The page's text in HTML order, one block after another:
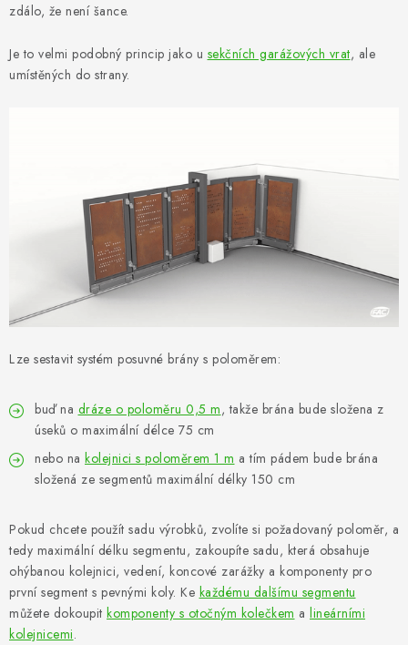
ZÁVĚSNÉ BRÁNY
KONSTRUKČNÍ PROFILY
KOMPONENTY PRO PLOTY
TESAŘSKÉ KOVÁNÍ
NEREZ, INOX
ARCHIV
HLINÍKOVÝ PLOTOVÝ SYSTÉM
OTOČNÉ ŽALUZIE
zdálo, že není šance.
Je to velmi podobný princip jako u sekčních garážových vrat, ale
umístěných do strany.
Lze sestavit systém posuvné brány s poloměrem:
buď na dráze o poloměru 0,5 m, takže brána bude složena z
úseků o maximální délce 75 cm
nebo na kolejnici s poloměrem 1 m a tím pádem bude brána
složená ze segmentů maximální délky 150 cm
Pokud chcete použít sadu výrobků, zvolíte si požadovaný poloměr, a
tedy maximální délku segmentu, zakoupíte sadu, která obsahuje
ohýbanou kolejnici, vedení, koncové zarážky a komponenty pro
první segment s pevnými koly. Ke každému dalšímu segmentu
můžete dokoupit komponenty s otočným kolečkem a lineárními
kolejnicemi.